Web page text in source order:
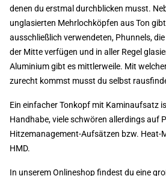
denen du erstmal durchblicken musst.
unglasierten Mehrlochköpfen aus Ton
ausschließlich verwendeten, Phunnels,
der Mitte verfügen und in aller Regel
Aluminium gibt es mittlerweile. Mit
zurecht kommst musst du selbst
Ein einfacher Tonkopf mit Kaminaufsatz
Handhabe, viele schwören allerdings auf
Hitzemanagement-Aufsätzen bzw. Heat-
HMD.
In unserem Onlineshop findest du eine